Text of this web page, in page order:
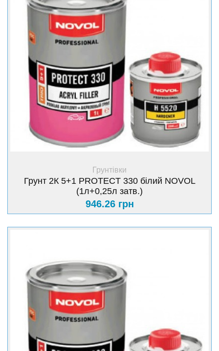
+ Купити
Грунтівки
Грунт 2К 5+1 PROTECT 330 білий NOVOL
(1л+0,25л затв.)
946.26 грн